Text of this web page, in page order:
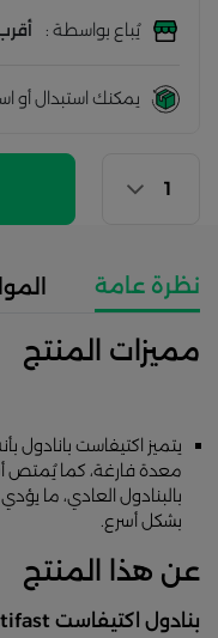
يُباع بواسطة :
يمكنك استبدال أو
نظرة عامة
مميزات المنتج
يتميز اكتيفاست
معدة فارغة، كما يُمتص
بالبنادول العادي، ما
بشكل أسرع.
عن هذا المنتج
بنادول اكتيفاست panadol actifast ما هو؟